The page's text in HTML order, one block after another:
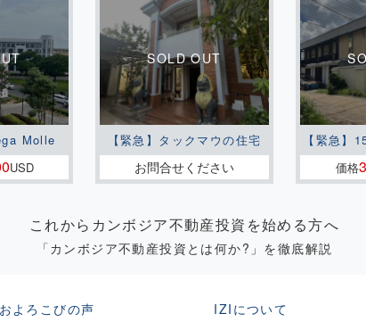
Molle
USD
【緊急】タックマウの住宅
お問合せください
【緊急】
価格
これからカンボジア不動産投資を始める方へ
「カンボジア不動産投資とは何か?」を徹底解説
およろこびの声 IZIについて